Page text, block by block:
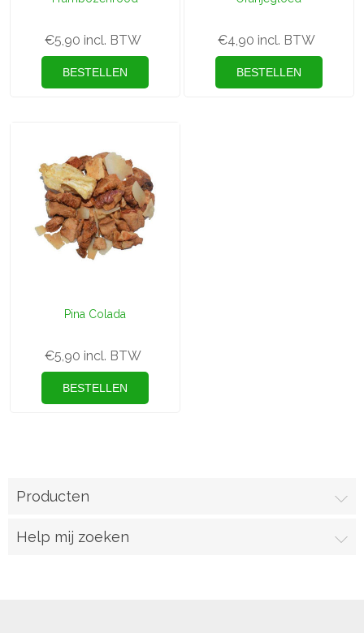
€5,90 incl. BTW €4,90 incl. BTW
Pina Colada
€5,90 incl. BTW
Producten
Help mij zoeken